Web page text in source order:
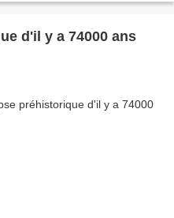
d'il y a 74000 ans